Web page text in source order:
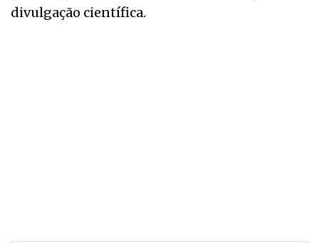
divulgação científica.